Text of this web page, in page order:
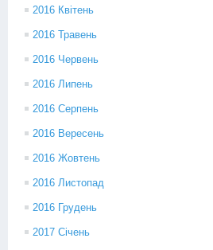
2016 Квітень
2016 Травень
2016 Червень
2016 Липень
2016 Серпень
2016 Вересень
2016 Жовтень
2016 Листопад
2016 Грудень
2017 Січень